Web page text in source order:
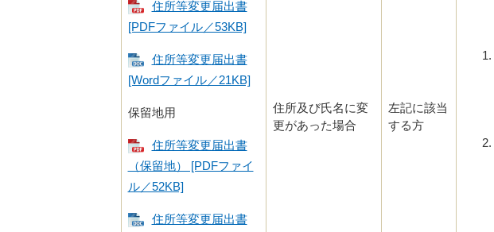
住所等変更届出書
[PDFファイル／53KB]
住所等変更届出書
[Wordファイル／21KB]
保留地用
住所等変更届出書
（保留地） [PDFファイ
ル／52KB]
住所等変更届出書
住所及び氏名に変
更があった場合
左記に該当
する方